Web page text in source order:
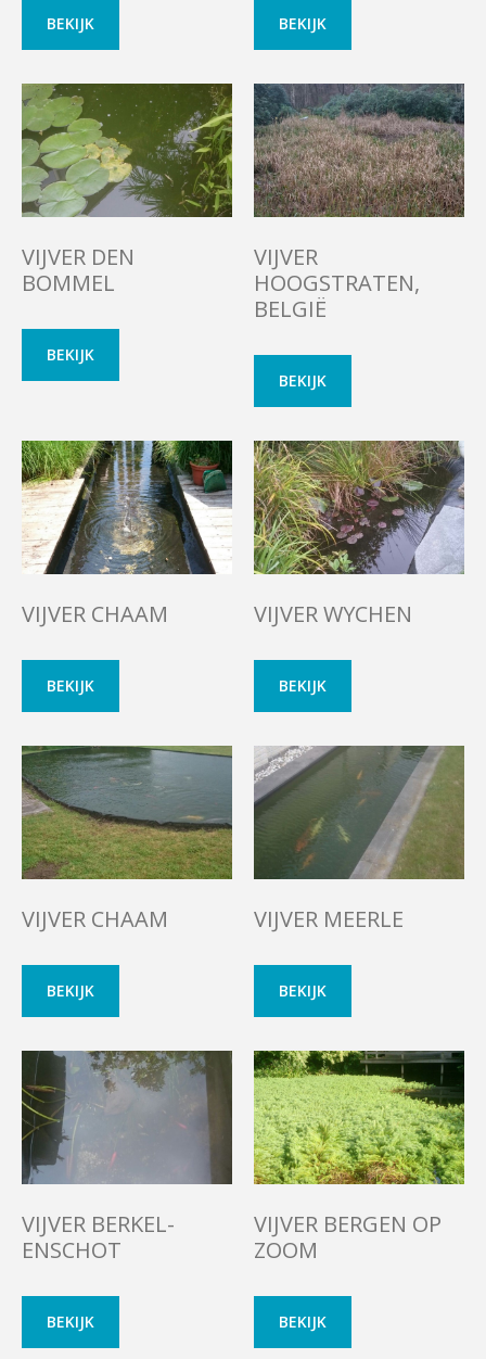
BEKIJK BEKIJK
VIJVER DEN
BOMMEL
BEKIJK
VIJVER
HOOGSTRATEN,
BELGIË
BEKIJK
VIJVER CHAAM
BEKIJK
VIJVER WYCHEN
BEKIJK
VIJVER CHAAM
BEKIJK
VIJVER MEERLE
BEKIJK
VIJVER BERKEL-
ENSCHOT
BEKIJK
VIJVER BERGEN OP
ZOOM
BEKIJK